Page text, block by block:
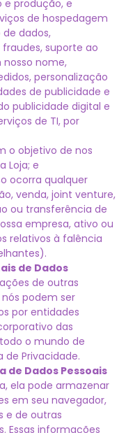
produção, e
de hospedagem
dados,
suporte ao
nome,
personalização
de publicidade e
publicidade digital e
de TI, por
o objetivo de nos
Loja; e
ocorra qualquer
venda, joint venture,
ou transferência de
empresa, ativo ou
relativos à falência
de Dados
de outras
podem ser
por entidades
das
o mundo de
Privacidade.
Dados Pessoais
ela pode armazenar
em seu navegador,
e de outras
Essas informações